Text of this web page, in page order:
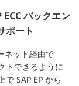
ECC バックエン
ポート
ネット経由で
トできるように
で SAP EP から